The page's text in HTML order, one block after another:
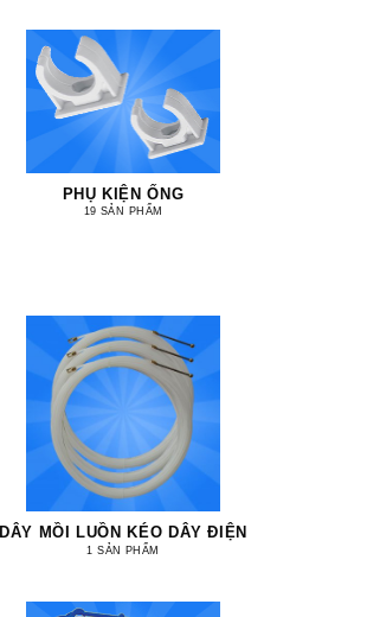
PHỤ KIỆN ỐNG
19 SẢN PHẨM
DÂY MỒI LUỒN KÉO DÂY ĐIỆN
1 SẢN PHẨM